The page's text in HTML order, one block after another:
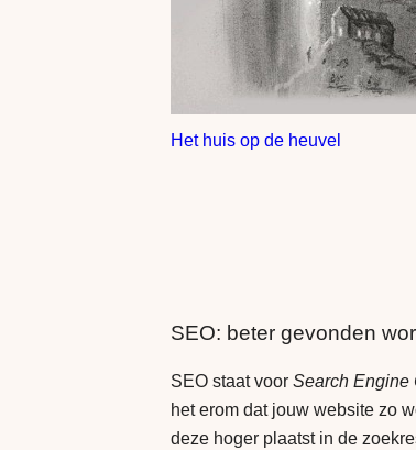
Het huis op de heuvel
SEO: beter gevonden
SEO staat voor Search Engine
het erom dat jouw website zo
deze hoger plaatst in de